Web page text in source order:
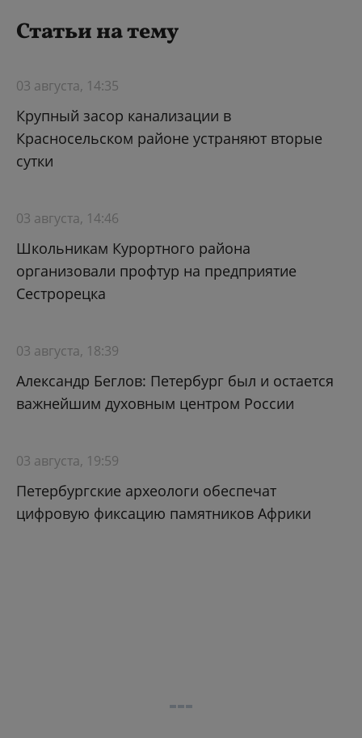
Статьи на тему
03 августа, 14:35
Крупный засор канализации в
Красносельском районе устраняют вторые
сутки
03 августа, 14:46
Школьникам Курортного района
организовали профтур на предприятие
Сестрорецка
03 августа, 18:39
Александр Беглов: Петербург был и остается
важнейшим духовным центром России
03 августа, 19:59
Петербургские археологи обеспечат
цифровую фиксацию памятников Африки